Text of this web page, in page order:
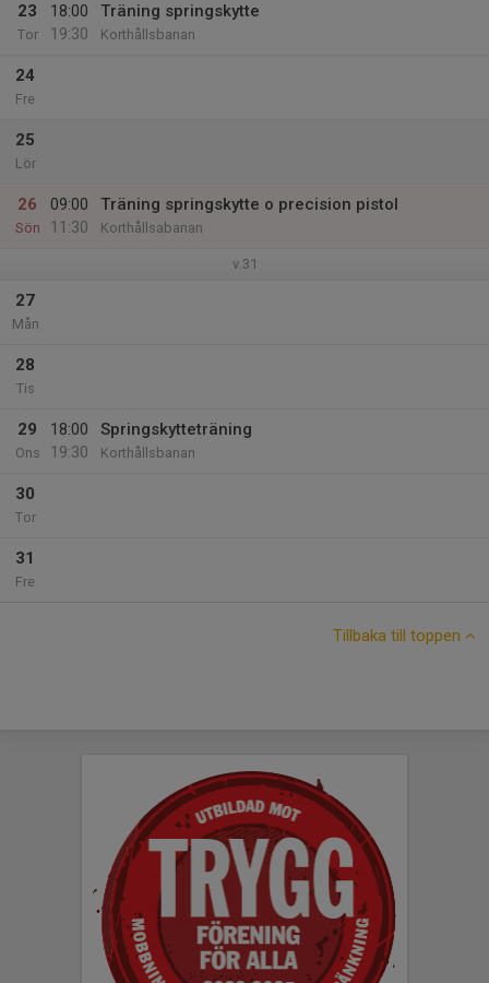
23
Tor
18:00
19:30
Träning springskytte
Korthållsbanan
24
Fre
25
Lör
26
Sön
09:00
11:30
Träning springskytte o precision pistol
Korthållsabanan
v.31
27
Mån
28
Tis
29
Ons
18:00
19:30
Springskytteträning
Korthållsbanan
30
Tor
31
Fre
Tillbaka till toppen